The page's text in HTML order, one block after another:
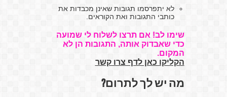
לא יתפרסמו תגובות שאינן מכבדות את
כותבי התגובות ואת הקוראים.
שימו לב! אם תרצו לשלוח לי שמועה
כדי שאבדוק אותה, התגובות הן לא
המקום.
הקליקו כאן לדף צרו קשר
מה יש לך לתרום?